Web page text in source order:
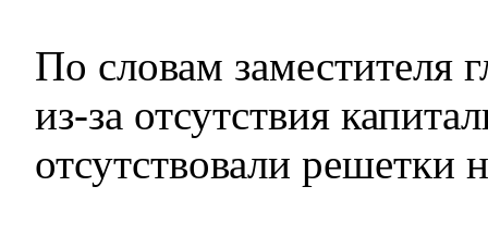
По словам заместителя
из-за отсутствия
отсутствовали решетки